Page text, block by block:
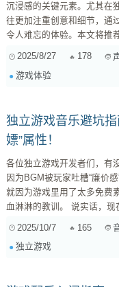
沉浸感的关键元素。尤其在
往更加注重创意和细节，通
令人难忘的体验。本文将推
分析它们是如何通过声音来增强游
台解谜游戏。它以其唯美的
2025/8/27 178
游戏体验
独立游戏音乐避坑
嫖”属性！
各位独立游戏开发者们，有
因为BGM被玩家吐槽“廉价
就因为游戏里用了太多免费
血淋淋的教训。 说实话，现在免费素材泛滥，你用我也用，难免撞衫。 尤
魂的独立游戏，音乐绝对不能掉链子。 那么问题来了
戏开发者，如何才能在保证
2025/10/7 165
独立游戏